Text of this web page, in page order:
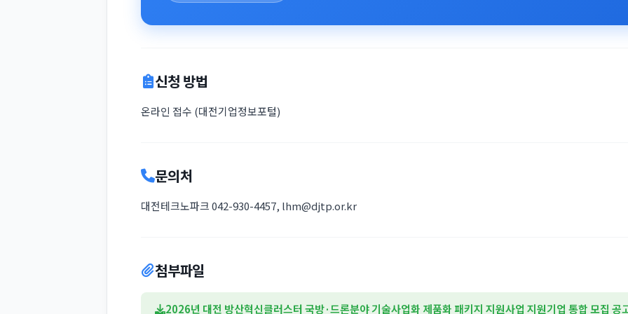
신청 방법
온라인 접수 (대전기업정보포털)
문의처
대전테크노파크 042-930-4457, lhm@djtp.or.kr
첨부파일
2026년 대전 방산혁신클러스터 국방·드론분야 기술사업화 제품화 패키지 지원사업 지원기업 통합 모집